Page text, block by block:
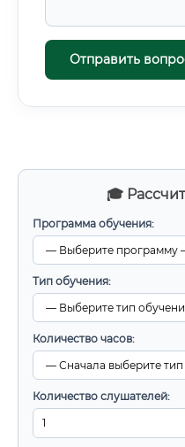
🎓
Программа обучения:
Тип обучения:
Количество часов:
Количество слушателей:
Отправить